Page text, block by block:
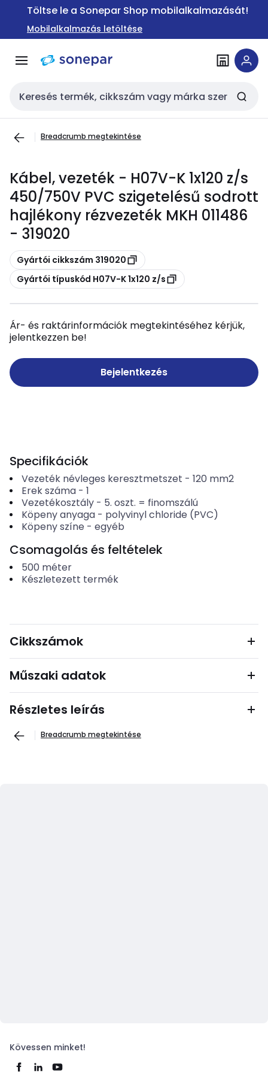
Ugrás a
Ugrás a
tartalomra
Töltse le a Sonepar Shop mobilalkalmazását!
Mobilalkalmazás letöltése
Keresési bemenet
Breadcrumb megtekintése
Kábel, vezeték - H07V-K 1x120 z/s
450/750V PVC szigetelésű sodrott
hajlékony rézvezeték MKH 011486
- 319020
Másolás
Gyártói cikkszám 319020
Másolás
Gyártói típuskód H07V-K 1x120 z/s
Ár- és raktárinformációk megtekintéséhez kérjük,
jelentkezzen be!
Bejelentkezés
Specifikációk
Vezeték névleges keresztmetszet - 120 mm2
Erek száma- 1
Vezetékosztály- 5. oszt. = finomszálú
Köpeny anyaga- polyvinyl chloride (PVC)
Köpeny színe - egyéb
Csomagolás és feltételek
500 méter
Készletezett termék
Cikkszámok
Műszaki adatok
Részletes leírás
Breadcrumb megtekintése
Kövessen minket!